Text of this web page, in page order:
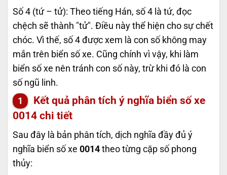
Số 4 (tứ – tử): Theo tiếng Hán, số 4 là tứ, đọc
chệch sẽ thành "tử". Điều này thể hiện cho sự chết
chóc. Vì thế, số 4 được xem là con số không may
mắn trên biển số xe. Cũng chính vì vậy, khi làm
biển số xe nên tránh con số này, trừ khi đó là con
số ngũ linh.
Kết quả phân tích ý nghĩa biển số xe
0014 chi tiết
Sau đây là bản phân tích, dịch nghĩa đầy đủ ý
nghĩa biển số xe 0014 theo từng cặp số phong
thủy: